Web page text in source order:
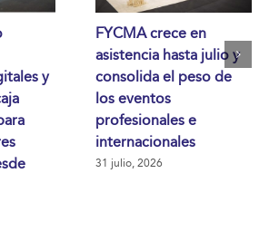
y
FYCMA crece en
asistencia hasta julio y
consolida el peso de
los eventos
profesionales e
internacionales
31 julio, 2026